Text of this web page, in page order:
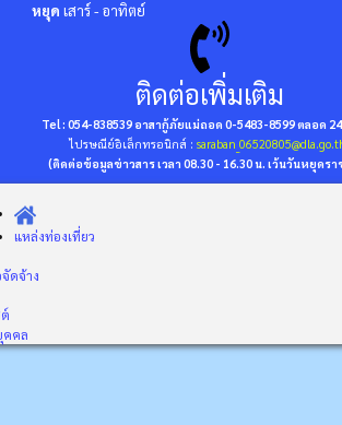
หยุด เสาร์ - อาทิตย์
ติดต่อเพิ่มเติม
Tel : 054-838539 อาสากู้ภัยแม่ถอด 0-5483-8599ตลอด
ไปรษณีย์อิเล็กทรอนิกส์ :
(ติดต่อข้อมูลข่าวสาร เวลา 08.30 - 16.30 น. เว้นวันหยุดรา
แหล่งท่องเที่ยว
ดจ้าง
คคล